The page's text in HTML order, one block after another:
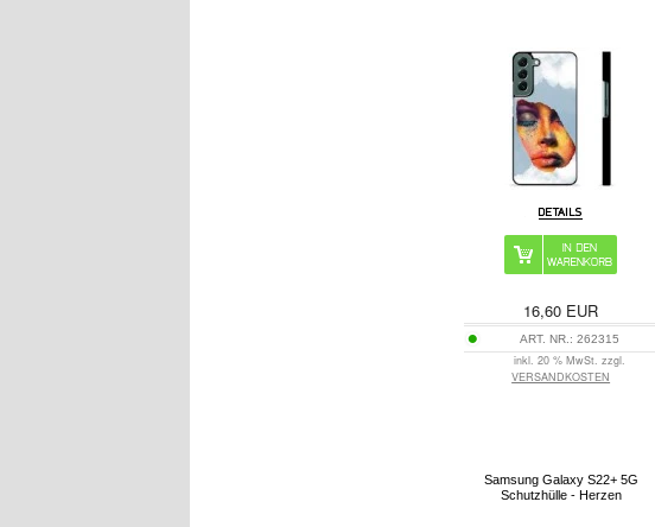
16,60 EUR
ART. NR.:262315
inkl. 20 % MwSt. zzgl.
VERSANDKOSTEN
Samsung Galaxy S22+ 5G
Schutzhülle - Herzen